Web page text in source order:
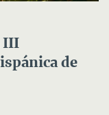
III
de